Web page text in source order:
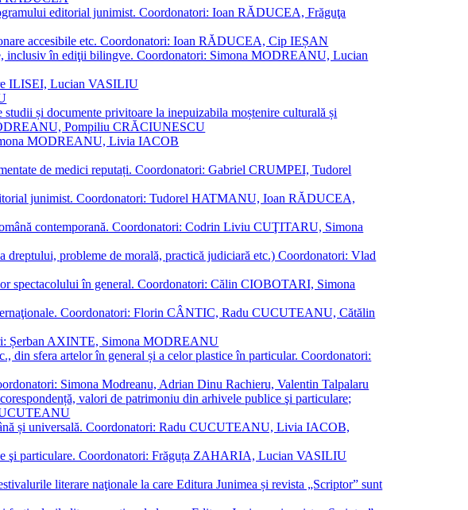
editorial junimist. Coordonatori: Ioan RĂDUCEA, Frăguţa
accesibile etc. Coordonatori: Ioan RĂDUCEA, Cip IEȘAN
inclusiv în ediţii bilingve. Coordonatori: Simona MODREANU, Lucian
ILISEI, Lucian VASILIU
și documente privitoare la inepuizabila moștenire culturală și
Pompiliu CRĂCIUNESCU
MODREANU, Livia IACOB
de medici reputați. Coordonatori: Gabriel CRUMPEI, Tudorel
junimist. Coordonatori: Tudorel HATMANU, Ioan RĂDUCEA,
contemporană. Coordonatori: Codrin Liviu CUŢITARU, Simona
probleme de morală, practică judiciară etc.) Coordonatori: Vlad
spectacolului în general. Coordonatori: Călin CIOBOTARI, Simona
Coordonatori: Florin CÂNTIC, Radu CUCUTEANU, Cătălin
Șerban AXINTE, Simona MODREANU
din sfera artelor în general și a celor plastice în particular. Coordonatori:
Simona Modreanu, Adrian Dinu Rachieru, Valentin Talpalaru
valori de patrimoniu din arhivele publice şi particulare;
și universală. Coordonatori: Radu CUCUTEANU, Livia IACOB,
şi particulare. Coordonatori: Frăguța ZAHARIA, Lucian VASILIU
literare naţionale la care Editura Junimea și revista „Scriptor” sunt